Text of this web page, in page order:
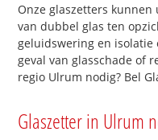
Onze glaszetters
van dubbel glas ten
geluidswering en
geval van glasschade of
regio Ulrum nodig? Bel
Glaszetter in Ulrum